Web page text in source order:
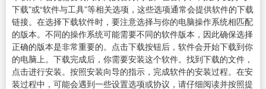
下载”或“软件与工具”等相关选项，这些选项通常会提供软件的下载
链接。在选择下载软件时，要注意选择与你的电脑操作系统相匹配
的版本。不同的操作系统可能需要不同的软件版本，因此确保选择
正确的版本是非常重要的。点击下载按钮后，软件会开始下载到你
的电脑上。下载完成后，你需要安装这个软件。找到下载的文件，
点击进行安装。按照安装向导的指示，完成软件的安装过程。在安
装过程中，可能会遇到一些设置选项或协议，请仔细阅读并按照提